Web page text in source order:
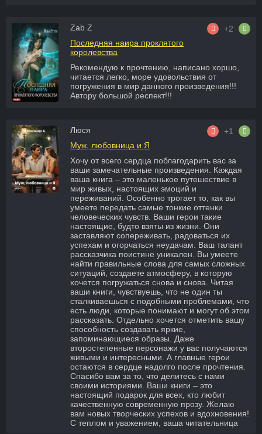
Zab Z
+2
Последняя наира проклятого
королевства
Рекомендую к прочтению, написано хоршо,
читается легко, море удовольствия от
погружения в мир данного произведения!!!
Автору большой респект!!!
Люся
+1
Муж, любовница и Я
Хочу от всего сердца поблагодарить вас за
ваши замечательные произведения. Каждая
ваша книга – это маленькое путешествие в
мир живых, настоящих эмоций и
переживаний. Особенно трогает то, как вы
умеете передать самые тонкие оттенки
человеческих чувств. Ваши герои такие
настоящие, будто взяты из жизни. Они
заставляют сопереживать, радоваться их
успехам и огорчаться неудачам. Ваш талант
рассказчика поистине уникален. Вы умеете
найти правильные слова для самых сложных
ситуаций, создаете атмосферу, в которую
хочется погружаться снова и снова. Читая
ваши книги, чувствуешь, что не один ты
сталкиваешься с подобными проблемами, что
есть люди, которые понимают и могут об этом
рассказать. Отдельно хочется отметить вашу
способность создавать яркие,
запоминающиеся образы. Даже
второстепенные персонажи у вас получаются
живыми и интересными. А главные герои
остаются в сердце надолго после прочтения.
Спасибо вам за то, что делитесь с нами
своими историями. Ваши книги – это
настоящий подарок для всех, кто любит
качественную современную прозу. Желаю
вам новых творческих успехов и вдохновения!
С теплом и уважением, ваша читательница